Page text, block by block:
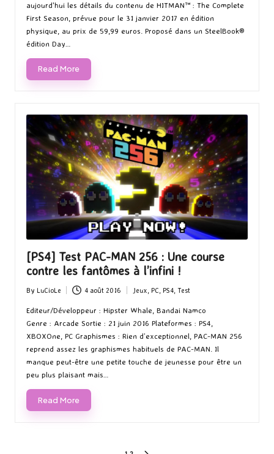
aujourd'hui les détails du contenu de HITMAN™ : The Complete
First Season, prévue pour le 31 janvier 2017 en édition
physique, au prix de 59,99 euros. Proposé dans un SteelBook®
édition Day…
Read More
[PS4] Test PAC-MAN 256 : Une course
contre les fantômes à l’infini !
Posted
by
By LuCioLe 4 août 2016
Posted
in
Jeux PC, PS4, Test
Editeur/Développeur : Hipster Whale, Bandai Namco
Genre : Arcade Sortie : 21 juin 2016 Plateformes : PS4,
XBOXOne, PC Graphismes : Rien d’exceptionnel, PAC-MAN 256
reprend assez les graphismes habituels de PAC-MAN. Il
manque peut-être une petite touche de jeunesse pour être un
peu plus plaisant mais…
Read More